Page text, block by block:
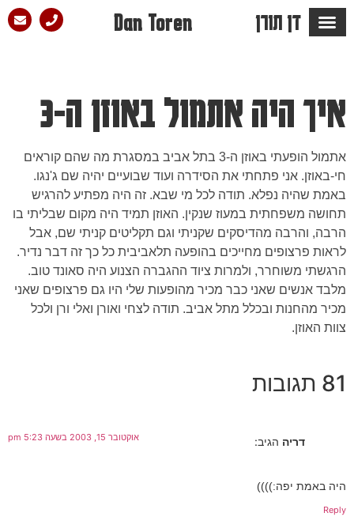
דן תורן Dan Toren
איך היה אתמול באוזן ה-3
אתמול הופעתי באוזן ה-3 בתל אביב במסגרת מה שהם קוראים
חי-באוזן. אני פתחתי את הסידרה ועוד שבועיים יהיה שם ג'נגו.
באמת שהיה נפלא. תודה לכל מי שבא. זה היה מפתיע להרגיש
תחושה משפחתית במעוז שנקין. האוזן תמיד היה מקום שבליתי בו
הרבה, והרבה מהדיסקים שקניתי וגם תקליטים קניתי שם, אבל
לראות פרצופים מחייכים בהופעה תלאביבית כל כך זה דבר נדיר.
הרגשתי משוחרר, ולמרות ציוד ההגברה הצנוע היה סאונד טוב.
מלבד אנשים שאני כבר מכיר מהופעות שלי היו גם פרצופים שאני
מכיר מהחנות ובכלל מתל אביב. תודה לצחי ואורן ואלי ורן ולכל
צוות האוזן.
81 תגובות
דריה הגיב: אוקטובר 15, 2003 בשעה 5:23 pm
היה באמת יפה:))))
Reply